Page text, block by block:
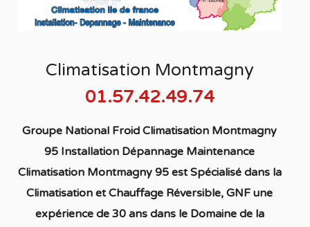
Climatisation Montmagny
01.57.42.49.74
Groupe National Froid Climatisation Montmagny
95 Installation Dépannage Maintenance
Climatisation Montmagny 95 est Spécialisédans la
Climatisation et Chauffage Réversible, GNF une
expérience de 30 ans dans le Domaine de la